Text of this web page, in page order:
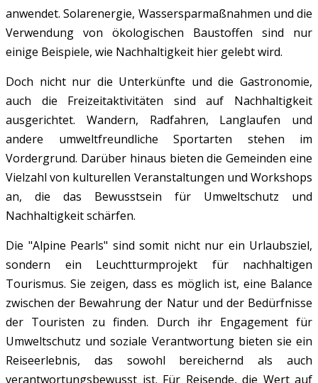
anwendet. Solarenergie, Wassersparmaßnahmen und die
Verwendung von ökologischen Baustoffen sind nur
einige Beispiele, wie Nachhaltigkeit hier gelebt wird.
Doch nicht nur die Unterkünfte und die Gastronomie,
auch die Freizeitaktivitäten sind auf Nachhaltigkeit
ausgerichtet. Wandern, Radfahren, Langlaufen und
andere umweltfreundliche Sportarten stehen im
Vordergrund. Darüber hinaus bieten die Gemeinden eine
Vielzahl von kulturellen Veranstaltungen und Workshops
an, die das Bewusstsein für Umweltschutz und
Nachhaltigkeit schärfen.
Die "Alpine Pearls" sind somit nicht nur ein Urlaubsziel,
sondern ein Leuchtturmprojekt für nachhaltigen
Tourismus. Sie zeigen, dass es möglich ist, eine Balance
zwischen der Bewahrung der Natur und der Bedürfnisse
der Touristen zu finden. Durch ihr Engagement für
Umweltschutz und soziale Verantwortung bieten sie ein
Reiseerlebnis, das sowohl bereichernd als auch
verantwortungsbewusst ist. Für Reisende, die Wert auf